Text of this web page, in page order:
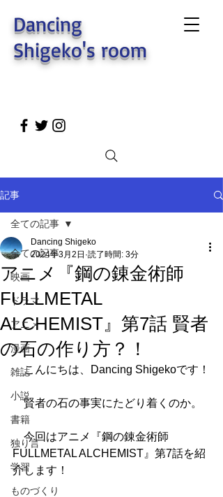
Dancing
Shigeko's room
記事
全ての記事
映画
ドラマ
アニメ
漫画
雑誌
小説
書籍
独り言
学習
ものづくり
全ての記事
アニメ『鋼の錬金術師
FULLMETAL
ALCHEMIST』第7話 賢者
の石の作り方？！
Dancing Shigeko
2024年3月2日 読了時間: 3分
こんにちは、Dancing Shigekoです！
賢者の石の事実にたどり着くのか。
今回はアニメ『鋼の錬金術師
FULLMETAL ALCHEMIST』第7話を紹
介します！